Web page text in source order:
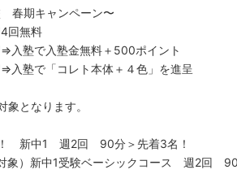
春期キャンペーン〜
4回無料
⇒入塾で入塾金無料＋500ポイント
⇒入塾で「コレト本体＋４色」を進呈
象となります。
新中1 週2回 90分＞先着3名！
象）新中1受験ベーシックコース 週2回